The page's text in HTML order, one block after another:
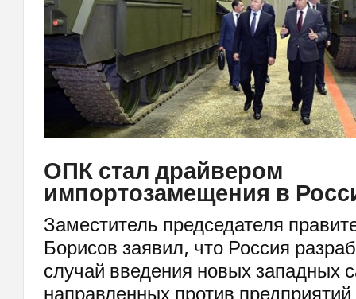
ОПК стал драйвером
импортозамещения в
Заместитель председателя
Борисов заявил, что Россия
случай введения новых западных
направленных против